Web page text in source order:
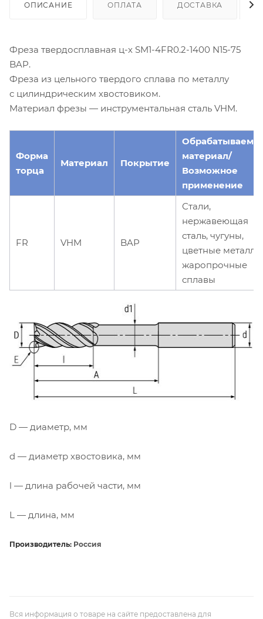
ОПИСАНИЕ ОПЛАТА ДОСТАВКА
Фреза твердосплавная ц-х SM1-4FR0.2-1400 N15-75
BAP.
Фреза из цельного твердого сплава по металлу
с цилиндрическим хвостовиком.
Материал фрезы — инструментальная сталь VHM.
Форма
торца
Материал Покрытие
материал/
Возможное
применение
FR VHM BAP
Стали,
нержавеющая
сталь, чугуны,
цветные
жаропрочные
сплавы
D — диаметр, мм
d — диаметр хвостовика, мм
l — длина рабочей части, мм
L — длина, мм
Производитель: Россия
Вся информация о товаре на сайте предоставлена для